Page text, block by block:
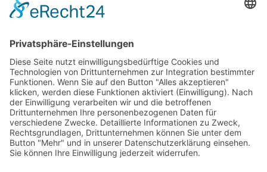
SEP.
16
09:00 -17:00
Landgezwitscher.SH
Kalender anzeigen
Adresse:Alte Dorfstraße
24245 Großbarkau
Telefon:0 43 02-7 83 39 55
Email: kortum@blsh-net.de